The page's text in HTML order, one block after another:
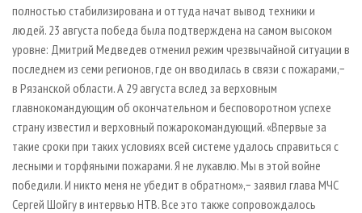
БИОЭНЕРГЕТИКА
ЦБП
ИНСТРУМЕНТ И МАТЕРИАЛЫ
RUSSIAN FORESTRY REVIEW
ГАЗЕТА ЛЕСПРОМФОРУМ
БИБЛИОТЕКА СПЕЦИАЛИСТА
полностью стабилизирована и оттуда начат вывод техники и
людей. 23 августа победа была подтверждена на самом высоком
уровне: Дмитрий Медведев отменил режим чрезвычайной ситуации в
последнем из семи регионов, где он вводилась в связи с пожарами,−
в Рязанской области. А 29 августа вслед за верховным
главнокомандующим об окончательном и бесповоротном успехе
страну известил и верховный пожарокомандующий. «Впервые за
такие сроки при таких условиях всей системе удалось справиться с
лесными и торфяными пожарами. Я не лукавлю. Мы в этой войне
победили. И никто меня не убедит в обратном»,− заявил глава МЧС
Сергей Шойгу в интервью НТВ. Все это также сопровождалось